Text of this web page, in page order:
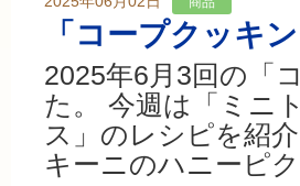
「コープクッキ
2025年6月3回の「
た。 今週は「ミニ
ス」のレシピを紹
キーニのハニーピク